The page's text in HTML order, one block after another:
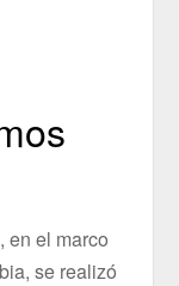
en el marco
se realizó